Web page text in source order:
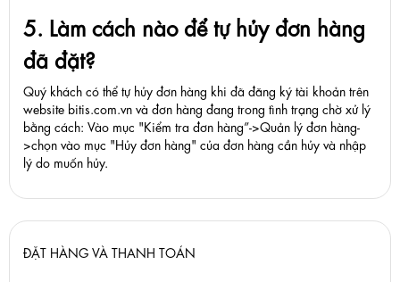
5. Làm cách nào để tự hủy đơn hàng
đã đặt?
Quý khách có thể tự hủy đơn hàng khi đã đăng ký tài khoản trên
website bitis.com.vn và đơn hàng đang trong tình trạng chờ xử lý
bằng cách: Vào mục "Kiểm tra đơn hàng”->Quản lý đơn hàng-
>chọn vào mục "Hủy đơn hàng" của đơn hàng cần hủy và nhập
lý do muốn hủy.
ĐẶT HÀNG VÀ THANH TOÁN